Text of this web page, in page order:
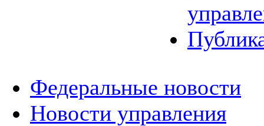
Федеральные новости
Новости управления